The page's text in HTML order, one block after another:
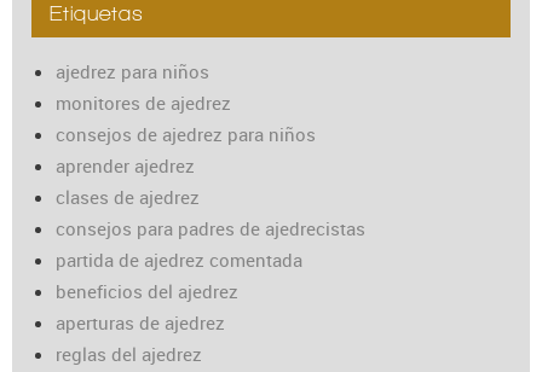
Etiquetas
ajedrez para niños
monitores de ajedrez
consejos de ajedrez para niños
aprender ajedrez
clases de ajedrez
consejos para padres de ajedrecistas
partida de ajedrez comentada
beneficios del ajedrez
aperturas de ajedrez
reglas del ajedrez